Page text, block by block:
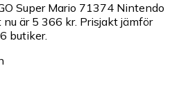
Super Mario 71374 Nintendo
är 5 366 kr. Prisjakt jämför
butiker.